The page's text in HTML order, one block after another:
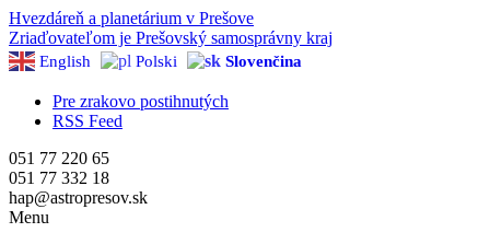
Hvezdáreň a planetárium v Prešove
Zriaďovateľom je Prešovský samosprávny kraj
English Polski Slovenčina
Pre zrakovo postihnutých
RSS Feed
051 77 220 65
051 77 332 18
hap@astropresov.sk
Menu